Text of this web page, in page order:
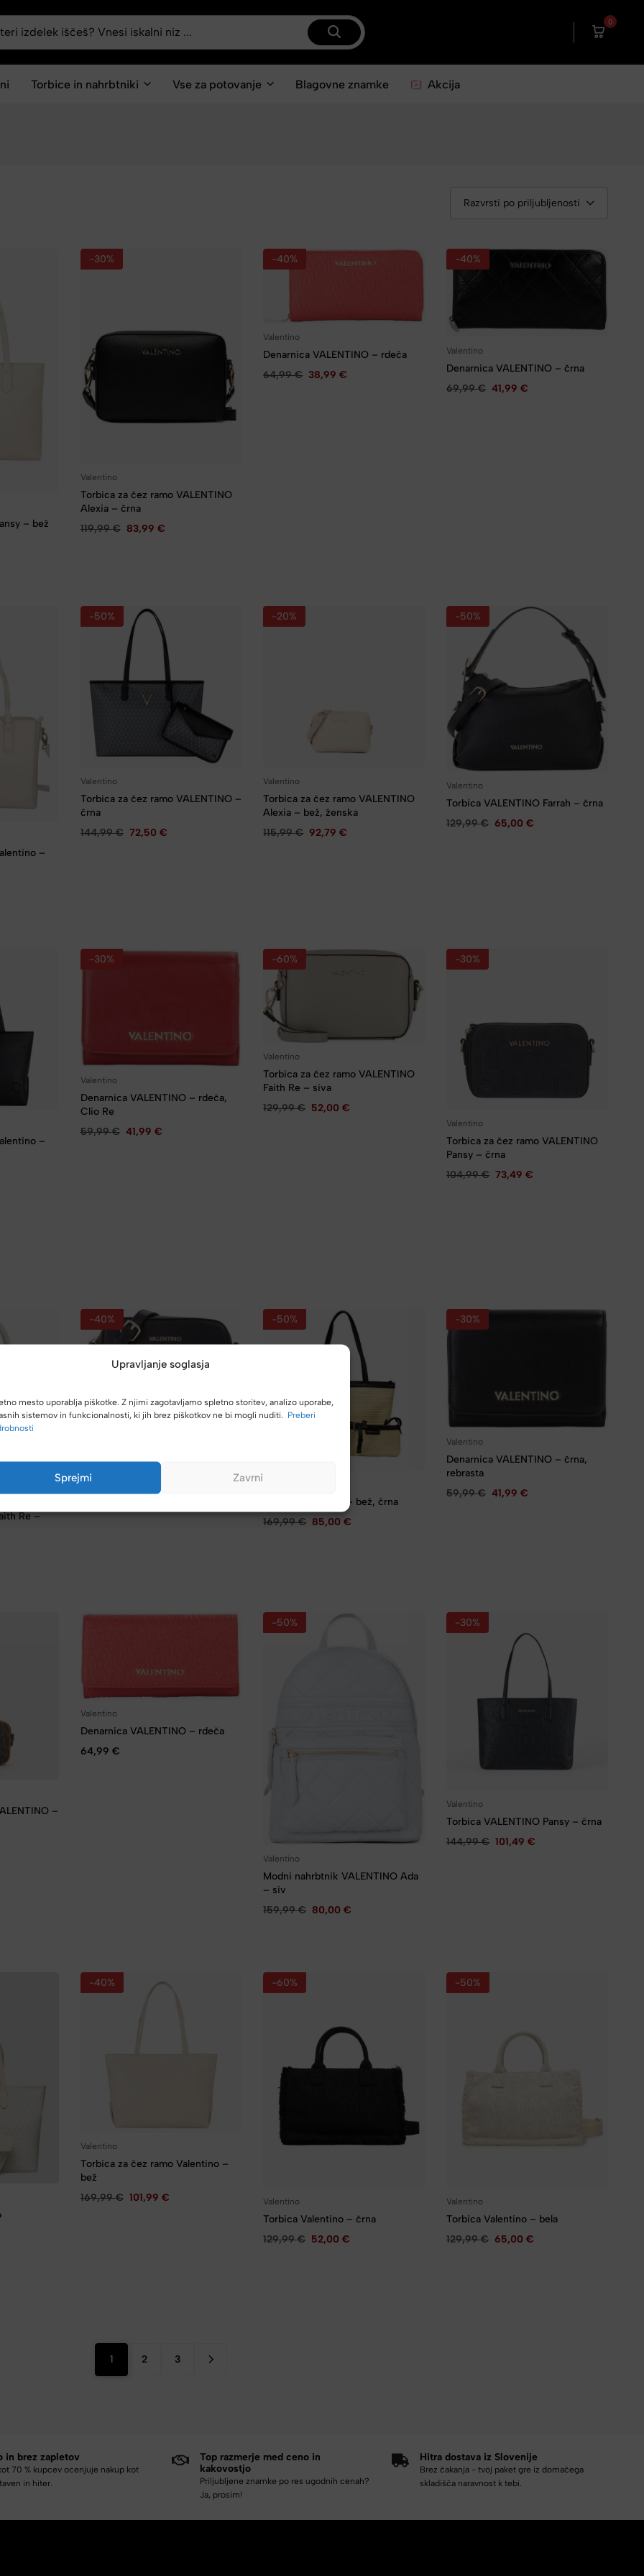
Upravljanje soglasja
mesto uporablja piškotke. Z njimi zagotavljamo spletno storitev, analizo uporabe,
sistemov in funkcionalnosti, ki jih brez piškotkov ne bi mogli nuditi. Preberi
Sprejmi Zavrni
0
Torbice in nahrbtniki Vse za potovanje Blagovne znamke Akcija
Razvrsti po priljubljenosti
– bež
-30%
Valentino
Torbica za čez ramo VALENTINO
Alexia – črna
119,99€ 83,99 €
-40%
Valentino
Denarnica VALENTINO – rdeča
64,99€ 38,99€
-40%
Valentino
Denarnica VALENTINO – črna
69,99€ 41,99€
–
-50%
Valentino
Torbica za čez ramo VALENTINO –
črna
144,99€ 72,50 €
-20%
Valentino
Torbica za čez ramo VALENTINO
Alexia – bež, ženska
115,99€ 92,79€
-50%
Valentino
Torbica VALENTINO Farrah – črna
129,99€ 65,00€
–
-30%
Valentino
Denarnica VALENTINO – rdeča,
Clio Re
59,99€ 41,99 €
-60%
Valentino
Torbica za čez ramo VALENTINO
Faith Re – siva
129,99€ 52,00€
-30%
Valentino
Torbica za čez ramo VALENTINO
Pansy – črna
104,99€ 73,49€
Re –
-40%
Valentino
€
-50%
Torbica Valentino – bež, črna
169,99€ 85,00€
-30%
Valentino
Denarnica VALENTINO – črna,
rebrasta
59,99€ 41,99€
–
Valentino
Denarnica VALENTINO – rdeča
64,99 €
-50%
Valentino
Modni nahrbtnik VALENTINO Ada
– siv
159,99€ 80,00€
-30%
Valentino
Torbica VALENTINO Pansy – črna
144,99€ 101,49€
-40%
Valentino
Torbica za čez ramo Valentino –
bež
169,99€ 101,99 €
-60%
Valentino
Torbica Valentino – črna
129,99€ 52,00€
-50%
Valentino
Torbica Valentino – bela
129,99€ 65,00€
1 2 3
in brez zapletov
70 % kupcev ocenjuje nakup kot
in hiter.
Top razmerje med ceno in
kakovostjo
Priljubljene znamke po res ugodnih cenah?
Ja, prosim!
Hitra dostava iz Slovenije
Brez čakanja - tvoj paket gre iz domačega
skladišča naravnost k tebi.